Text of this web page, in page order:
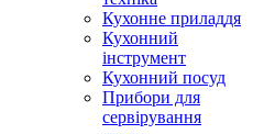
Кухонне приладдя
Кухонний
інструмент
Кухонний посуд
Прибори для
сервірування